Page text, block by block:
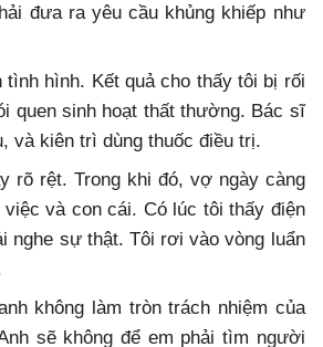
đưa ra yêu cầu khủng khiếp như
hình. Kết quả cho thấy tôi bị rối
quen sinh hoạt thất thường. Bác sĩ
và kiên trì dùng thuốc điều trị.
rõ rệt. Trong khi đó, vợ ngày càng
và con cái. Có lúc tôi thấy điện
nghe sự thật. Tôi rơi vào vòng luẩn
không làm tròn trách nhiệm của
sẽ không để em phải tìm người